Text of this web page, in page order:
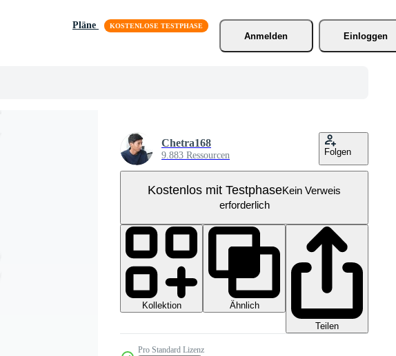
Pläne
Anmelden
Einloggen
Chetra168
9.883 Ressourcen Folgen
Kostenlos mit TestphaseKein Verweis
erforderlich
Kollektion
Ähnlich
Teilen
Pro Standard Lizenz